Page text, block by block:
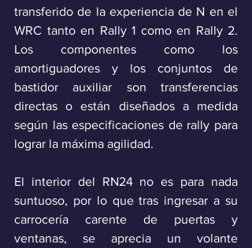
transferido de la experiencia de N en el
WRC tanto en Rally 1 como en Rally 2.
Los componentes como los
amortiguadores y los conjuntos de
bastidor auxiliar son transferencias
directas o están diseñados a medida
según las especificaciones de rally para
lograr la máxima agilidad.
El interior del RN24 no es para nada
suntuoso, por lo que tras ingresar a su
carrocería carente de puertas y
ventanas, se aprecia un volante